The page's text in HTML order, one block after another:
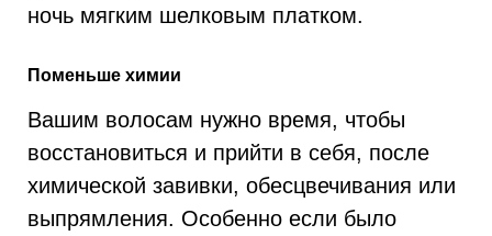
ночь мягким шелковым платком.
Поменьше химии
Вашим волосам нужно время, чтобы
восстановиться и прийти в себя, после
химической завивки, обесцвечивания или
выпрямления. Особенно если было